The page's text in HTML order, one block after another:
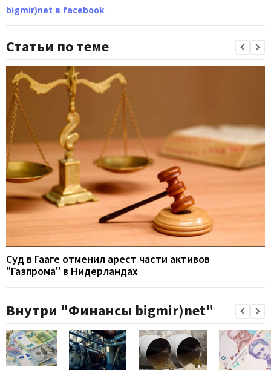
bigmir)net в facebook
Статьи по теме
Суд в Гааге отменил арест части активов
"Газпрома" в Нидерландах
Внутри "Финансы bigmir)net"